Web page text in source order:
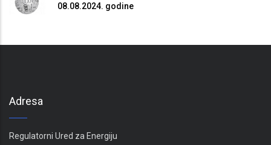
08.08.2024. godine
Adresa
Regulatorni Ured za Energiju